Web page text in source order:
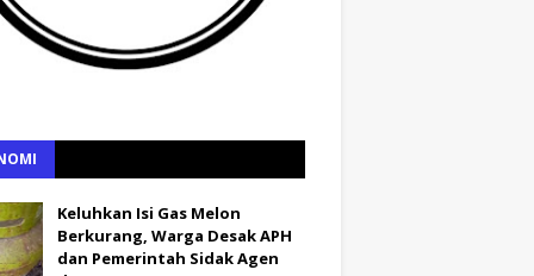
Keluhkan Isi Gas Melon
Berkurang, Warga Desak APH
dan Pemerintah Sidak Agen